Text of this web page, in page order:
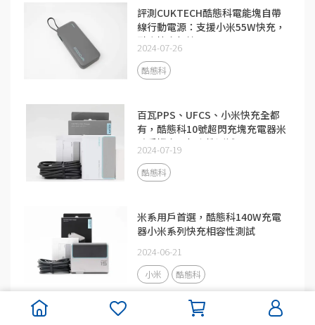
評測CUKTECH酷態科電能塊自帶
線行動電源：支援小米55W快充，
融合快充加持
2024-07-26
酷態科
百瓦PPS、UFCS、小米快充全都
有，酷態科10號超閃充塊充電器米
系手機充電相容性測試
2024-07-19
酷態科
米系用戶首選，酷態科140W充電
器小米系列快充相容性測試
2024-06-21
小米 酷態科
拆解報告：CUKTECH酷態科15號